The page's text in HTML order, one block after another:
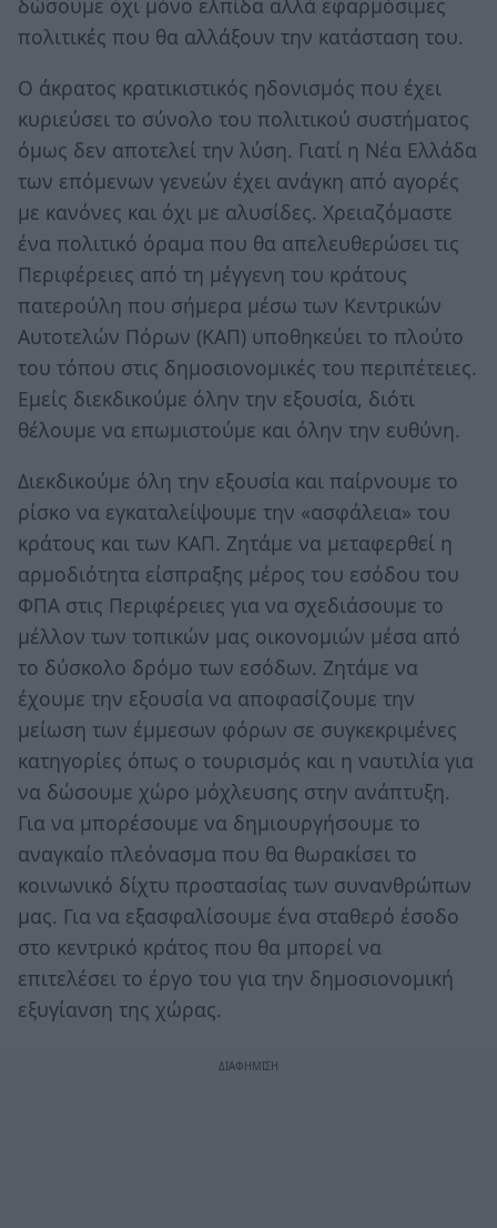
δώσουμε όχι μόνο ελπίδα αλλά εφαρμόσιμες
πολιτικές που θα αλλάξουν την κατάσταση του.
Ο άκρατος κρατικιστικός ηδονισμός που έχει
κυριεύσει το σύνολο του πολιτικού συστήματος
όμως δεν αποτελεί την λύση. Γιατί η Νέα Ελλάδα
των επόμενων γενεών έχει ανάγκη από αγορές
με κανόνες και όχι με αλυσίδες. Χρειαζόμαστε
ένα πολιτικό όραμα που θα απελευθερώσει τις
Περιφέρειες από τη μέγγενη του κράτους
πατερούλη που σήμερα μέσω των Κεντρικών
Αυτοτελών Πόρων (ΚΑΠ) υποθηκεύει το πλούτο
του τόπου στις δημοσιονομικές του περιπέτειες.
Εμείς διεκδικούμε όλην την εξουσία, διότι
θέλουμε να επωμιστούμε και όλην την ευθύνη.
Διεκδικούμε όλη την εξουσία και παίρνουμε το
ρίσκο να εγκαταλείψουμε την «ασφάλεια» του
κράτους και των ΚΑΠ. Ζητάμε να μεταφερθεί η
αρμοδιότητα είσπραξης μέρος του εσόδου του
ΦΠΑ στις Περιφέρειες για να σχεδιάσουμε το
μέλλον των τοπικών μας οικονομιών μέσα από
το δύσκολο δρόμο των εσόδων. Ζητάμε να
έχουμε την εξουσία να αποφασίζουμε την
μείωση των έμμεσων φόρων σε συγκεκριμένες
κατηγορίες όπως ο τουρισμός και η ναυτιλία για
να δώσουμε χώρο μόχλευσης στην ανάπτυξη.
Για να μπορέσουμε να δημιουργήσουμε το
αναγκαίο πλεόνασμα που θα θωρακίσει το
κοινωνικό δίχτυ προστασίας των συνανθρώπων
μας. Για να εξασφαλίσουμε ένα σταθερό έσοδο
στο κεντρικό κράτος που θα μπορεί να
επιτελέσει το έργο του για την δημοσιονομική
εξυγίανση της χώρας.